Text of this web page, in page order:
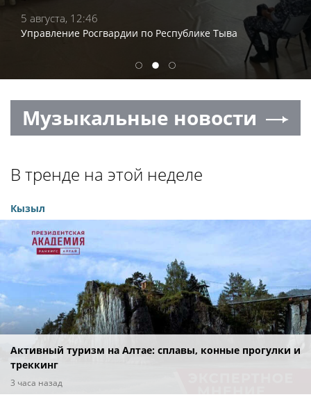
5 августа, 12:46
Управление Росгвардии по Республике Тыва
1 2 3
Музыкальные новости
В тренде на этой неделе
Кызыл
Активный туризм на Алтае: сплавы, конные прогулки и
треккинг
3 часа назад